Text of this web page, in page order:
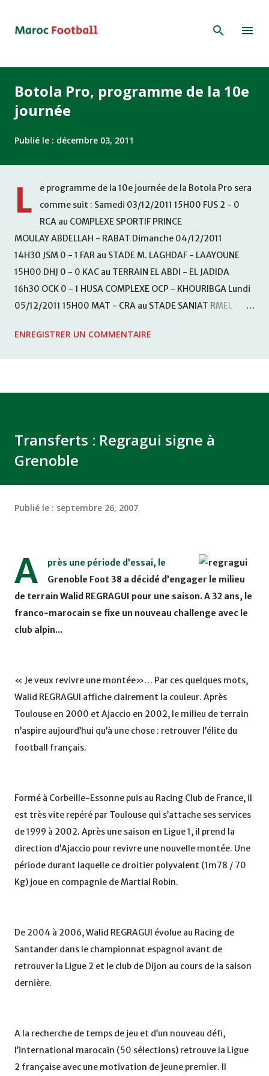
Botola Pro, programme de la 10e
journée
Publié le : décembre 03, 2011
L
e programme de la 10e journée de la Botola Pro sera
comme suit : Samedi 03/12/2011 15H00 FUS 2 - 0
RCA au COMPLEXE SPORTIF PRINCE
MOULAY ABDELLAH - RABAT Dimanche 04/12/2011
14H30 JSM 0 - 1 FAR au STADE M. LAGHDAF - LAAYOUNE
15H00 DHJ 0 - 0 KAC au TERRAIN EL ABDI - EL JADIDA
16h30 OCK 0 - 1 HUSA COMPLEXE OCP - KHOURIBGA Lundi
05/12/2011 15H00 MAT - CRA au STADE SANIAT RMEL -
KHEMISET Mardi 06/12/2011 15H00 WAF - OCS au
ENREGISTRER UN COMMENTAIRE
Transferts : Regragui signe à
Grenoble
Publié le : septembre 26, 2007
A
près une période d’essai, le
Grenoble Foot 38 a décidé d’engager le milieu
de terrain Walid REGRAGUI pour une saison. A 32 ans, le
franco-marocain se fixe un nouveau challenge avec le
club alpin...
« Je veux revivre une montée»… Par ces quelques mots,
Walid REGRAGUI affiche clairement la couleur. Après
Toulouse en 2000 et Ajaccio en 2002, le milieu de terrain
n’aspire aujourd’hui qu’à une chose : retrouver l’élite du
football français.
Formé à Corbeille-Essonne puis au Racing Club de France, il
est très vite repéré par Toulouse qui s’attache ses services
de 1999 à 2002. Après une saison en Ligue 1, il prend la
direction d’Ajaccio pour revivre une nouvelle montée. Une
période durant laquelle ce droitier polyvalent (1m78 / 70
Kg) joue en compagnie de Martial Robin.
De 2004 à 2006, Walid REGRAGUI évolue au Racing de
Santander dans le championnat espagnol avant de
retrouver la Ligue 2 et le club de Dijon au cours de la saison
dernière.
A la recherche de temps de jeu et d’un nouveau défi,
l’international marocain (50 sélections) retrouve la Ligue
2 française avec une motivation de jeune premier. Il